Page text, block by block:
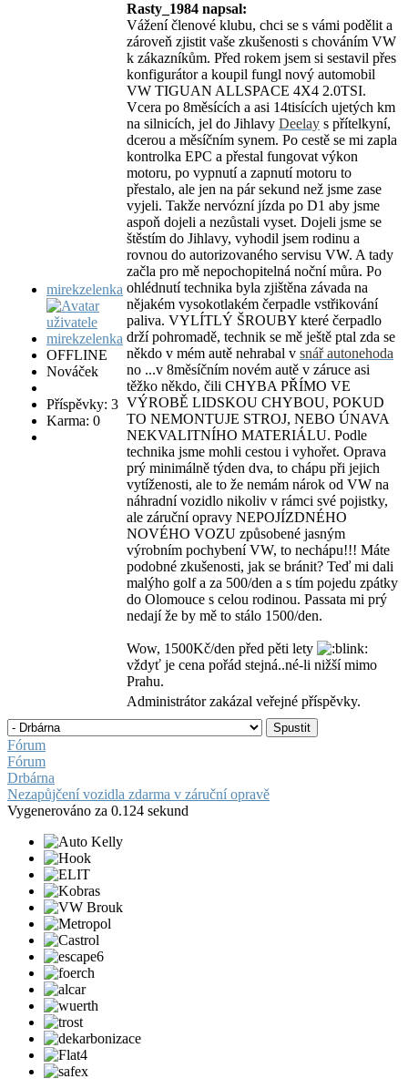
mirekzelenka
OFFLINE
Nováček
Příspěvky: 3
Karma: 0
Rasty_1984 napsal:
Vážení členové klubu, chci se s vámi podělit a
zároveň zjistit vaše zkušenosti s chováním VW
k zákazníkům. Před rokem jsem si sestavil přes
konfigurátor a koupil fungl nový automobil
VW TIGUAN ALLSPACE 4X4 2.0TSI.
Vcera po 8měsících a asi 14tisících ujetých km
na silnicích, jel do Jihlavy Deelay s přítelkyní,
dcerou a měsíčním synem. Po cestě se mi zapla
kontrolka EPC a přestal fungovat výkon
motoru, po vypnutí a zapnutí motoru to
přestalo, ale jen na pár sekund než jsme zase
vyjeli. Takže nervózní jízda po D1 aby jsme
aspoň dojeli a nezůstali vyset. Dojeli jsme se
štěstím do Jihlavy, vyhodil jsem rodinu a
rovnou do autorizovaného servisu VW. A tady
začla pro mě nepochopitelná noční můra. Po
ohlédnutí technika byla zjištěna závada na
nějakém vysokotlakém čerpadle vstřikování
paliva. VYLÍTLÝ ŠROUBY které čerpadlo
drží pohromadě, technik se mě ještě ptal zda se
někdo v mém autě nehrabal v snář autonehoda
no ...v 8měsíčním novém autě v záruce asi
těžko někdo, čili CHYBA PŘÍMO VE
VÝROBĚ LIDSKOU CHYBOU, POKUD
TO NEMONTUJE STROJ, NEBO ÚNAVA
NEKVALITNÍHO MATERIÁLU. Podle
technika jsme mohli cestou i vyhořet. Oprava
prý minimálně týden dva, to chápu při jejich
vytíženosti, ale to že nemám nárok od VW na
náhradní vozidlo nikoliv v rámci své pojistky,
ale záruční opravy NEPOJÍZDNÉHO
NOVÉHO VOZU způsobené jasným
výrobním pochybení VW, to nechápu!!! Máte
podobné zkušenosti, jak se bránit? Teď mi dali
malýho golf a za 500/den a s tím pojedu zpátky
do Olomouce s celou rodinou. Passata mi prý
nedají že by mě to stálo 1500/den.
Wow, 1500Kč/den před pěti lety
vždyť je cena pořád stejná..né-li nižší mimo
Prahu.
Administrátor zakázal veřejné příspěvky.
Fórum
Fórum
Drbárna
Nezapůjčení vozidla zdarma v záruční opravě
Vygenerováno za 0.124 sekund